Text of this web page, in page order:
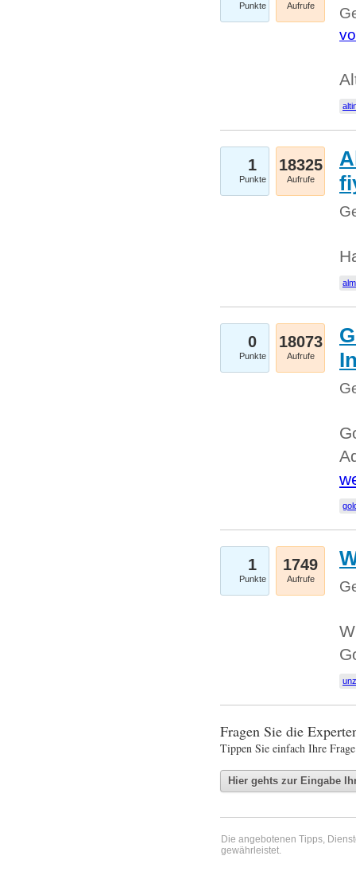
Punkte Aufrufe
1
Punkte
18325
Aufrufe
0
Punkte
18073
Aufrufe
1
Punkte
1749
Aufrufe
Fragen Sie die
Tippen Sie einfach Ihre
Die angebotenen Tipps,
gewährleistet.